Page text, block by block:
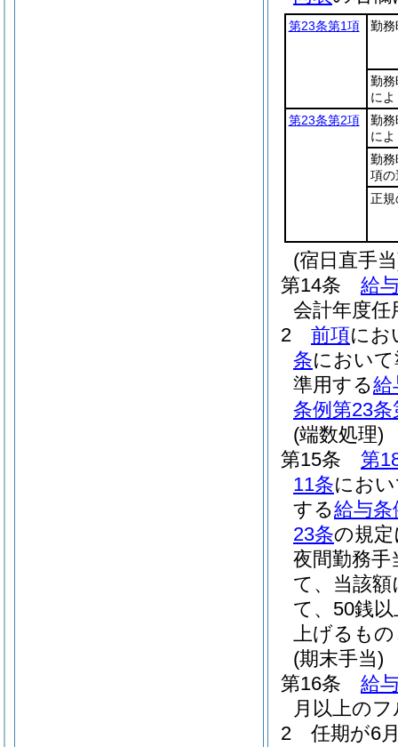
第23条第1項 勤務
勤務
に
第23条第2項
勤務
に
勤務
項の
正規
(宿日直手
第14条
給
会計年度
2
前項にお
条におい
準用する給
条例第23条
(端数処理)
第15条
第
11条にお
する給与条
23条の規
夜間勤務
て、当該
て、50銭
上げるも
(期末手当)
第16条
給
月以上の
2
任期が6